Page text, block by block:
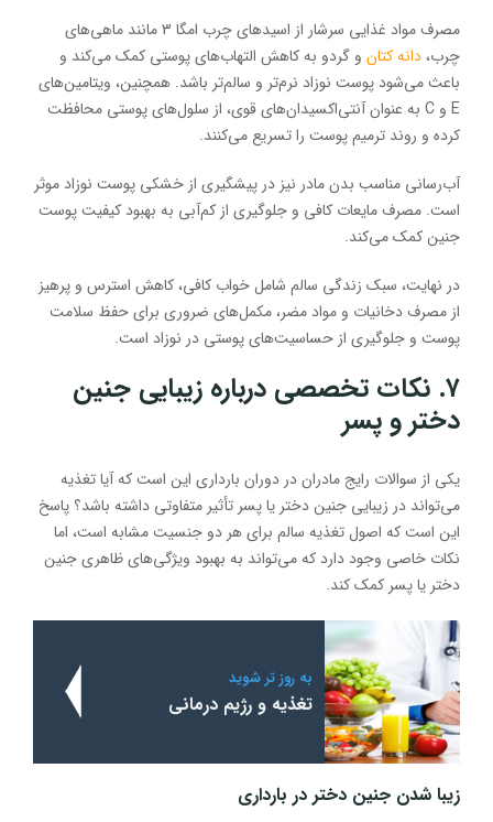
مصرف مواد غذایی سرشار از اسیدهای چرب امگا 3 مانند ماهی‌های
چرب، دانه کتان و گردو به کاهش التهاب‌های پوستی کمک می‌کند و
باعث می‌شود پوست نوزاد نرم‌تر و سالم‌تر باشد. همچنین، ویتامین‌های
E و C به عنوان آنتی‌اکسیدان‌های قوی، از سلول‌های پوستی محافظت
کرده و روند ترمیم پوست را تسریع می‌کنند.
آب‌رسانی مناسب بدن مادر نیز در پیشگیری از خشکی پوست نوزاد موثر
است. مصرف مایعات کافی و جلوگیری از کم‌آبی به بهبود کیفیت پوست
جنین کمک می‌کند.
در نهایت، سبک زندگی سالم شامل خواب کافی، کاهش استرس و پرهیز
از مصرف دخانیات و مواد مضر، مکمل‌های ضروری برای حفظ سلامت
پوست و جلوگیری از حساسیت‌های پوستی در نوزاد است.
۷. نکات تخصصی درباره زیبایی جنین
دختر و پسر
یکی از سوالات رایج مادران در دوران بارداری این است که آیا تغذیه
می‌تواند در زیبایی جنین دختر یا پسر تأثیر متفاوتی داشته باشد؟ پاسخ
این است که اصول تغذیه سالم برای هر دو جنسیت مشابه است، اما
نکات خاصی وجود دارد که می‌تواند به بهبود ویژگی‌های ظاهری جنین
دختر یا پسر کمک کند.
به روز تر شوید
تغذیه و رژیم درمانی
زیبا شدن جنین دختر در بارداری